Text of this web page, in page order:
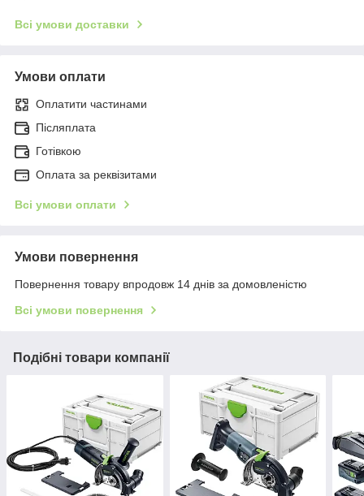
Всі умови доставки
Умови оплати
Оплатити частинами
Післяплата
Готівкою
Оплата за реквізитами
Всі умови оплати
Умови повернення
Повернення товару впродовж 14 днів за домовленістю
Всі умови повернення
Подібні товари компанії